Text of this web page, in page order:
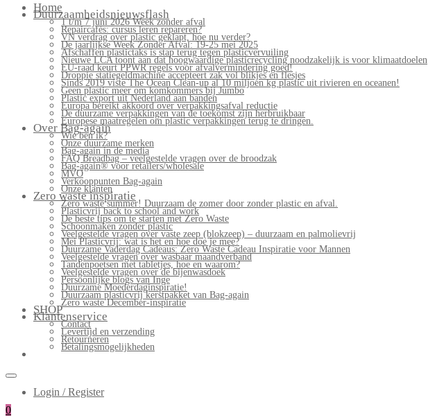
Home
Duurzaamheidsnieuwsflash
1 t/m 7 juni 2026 Week zonder afval
Repaircafés: cursus leren repareren?
VN verdrag over plastic geklapt, hoe nu verder?
De jaarlijkse Week Zonder Afval: 19-25 mei 2025
Afschaffen plastictaks is stap terug tegen plasticvervuiling
Nieuwe LCA toont aan dat hoogwaardige plasticrecycling noodzakelijk is voor klimaatdoelen
EU-raad keurt PPWR regels voor afvalvermindering goed!
Droppie statiegeldmachine accepteert zak vol blikjes en flesjes
Sinds 2019 viste The Ocean Clean-up al 10 miljoen kg plastic uit rivieren en oceanen!
Geen plastic meer om komkommers bij Jumbo
Plastic export uit Nederland aan banden
Europa bereikt akkoord over verpakkingsafval reductie
De duurzame verpakkingen van de toekomst zijn herbruikbaar
Europese maatregelen om plastic verpakkingen terug te dringen.
Over Bag-again
Wie ben ik?
Onze duurzame merken
Bag-again in de media
FAQ Breadbag – veelgestelde vragen over de broodzak
Bag-again® voor retailers/wholesale
MVO
Verkooppunten Bag-again
Onze klanten
Zero waste inspiratie
Zero waste summer! Duurzaam de zomer door zonder plastic en afval.
Plasticvrij back to school and work
De beste tips om te starten met Zero Waste
Schoonmaken zonder plastic
Veelgestelde vragen over vaste zeep (blokzeep) – duurzaam en palmolievrij
Mei Plasticvrij: wat is het en hoe doe je mee?
Duurzame Vaderdag Cadeaus: Zero Waste Cadeau Inspiratie voor Mannen
Veelgestelde vragen over wasbaar maandverband
Tandenpoetsen met tabletjes, hoe en waarom?
Veelgestelde vragen over de bijenwasdoek
Persoonlijke blogs van Inge
Duurzame Moederdaginspiratie!
Duurzaam plasticvrij kerstpakket van Bag-again
Zero waste December-inspiratie
SHOP
Klantenservice
Contact
Levertijd en verzending
Retourneren
Betalingsmogelijkheden
Login / Register
0